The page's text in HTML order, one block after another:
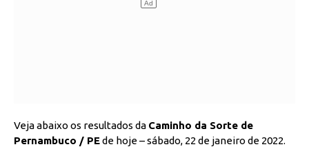
Veja abaixo os resultados da Caminho da Sorte de
Pernambuco / PEde hoje – sábado, 22 de janeiro de 2022.